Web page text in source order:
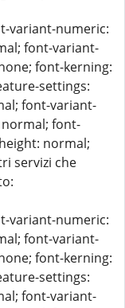
variant-numeric:
font-variant-
font-kerning:
settings:
font-variant-
font-
normal;
servizi che
variant-numeric:
font-variant-
font-kerning:
settings:
font-variant-